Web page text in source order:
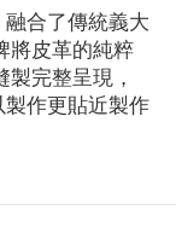
合了傳統義大
將皮革的純粹
完整呈現，
作更貼近製作